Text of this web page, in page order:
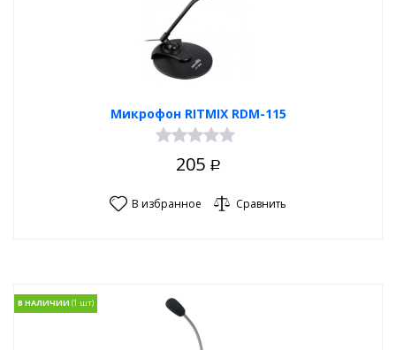
Микрофон RITMIX RDM-115
205 Р
В избранное Сравнить
В НАЛИЧИИ